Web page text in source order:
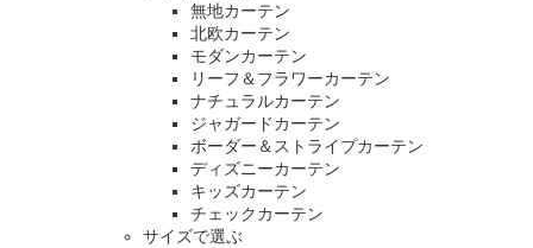
無地カーテン
北欧カーテン
モダンカーテン
リーフ＆フラワーカーテン
ナチュラルカーテン
ジャガードカーテン
ボーダー＆ストライプカーテン
ディズニーカーテン
キッズカーテン
チェックカーテン
サイズで選ぶ